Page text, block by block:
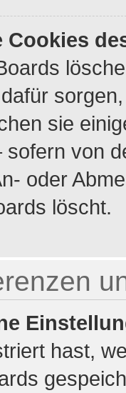
Cookies
sie
sofern von
oder
löscht.
hast,